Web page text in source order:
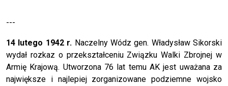
---
14 lutego 1942 r. Naczelny Wódz gen. Władysław Sikorski
wydał rozkaz o przekształceniu Związku Walki Zbrojnej w
Armię Krajową. Utworzona 76 lat temu AK jest uważana za
największe i najlepiej zorganizowane podziemne wojsko